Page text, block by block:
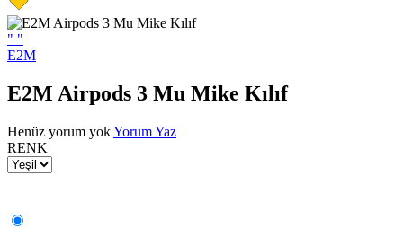
" "
E2M
E2M Airpods 3 Mu Mike Kılıf
Henüz yorum yokYorum Yaz
RENK